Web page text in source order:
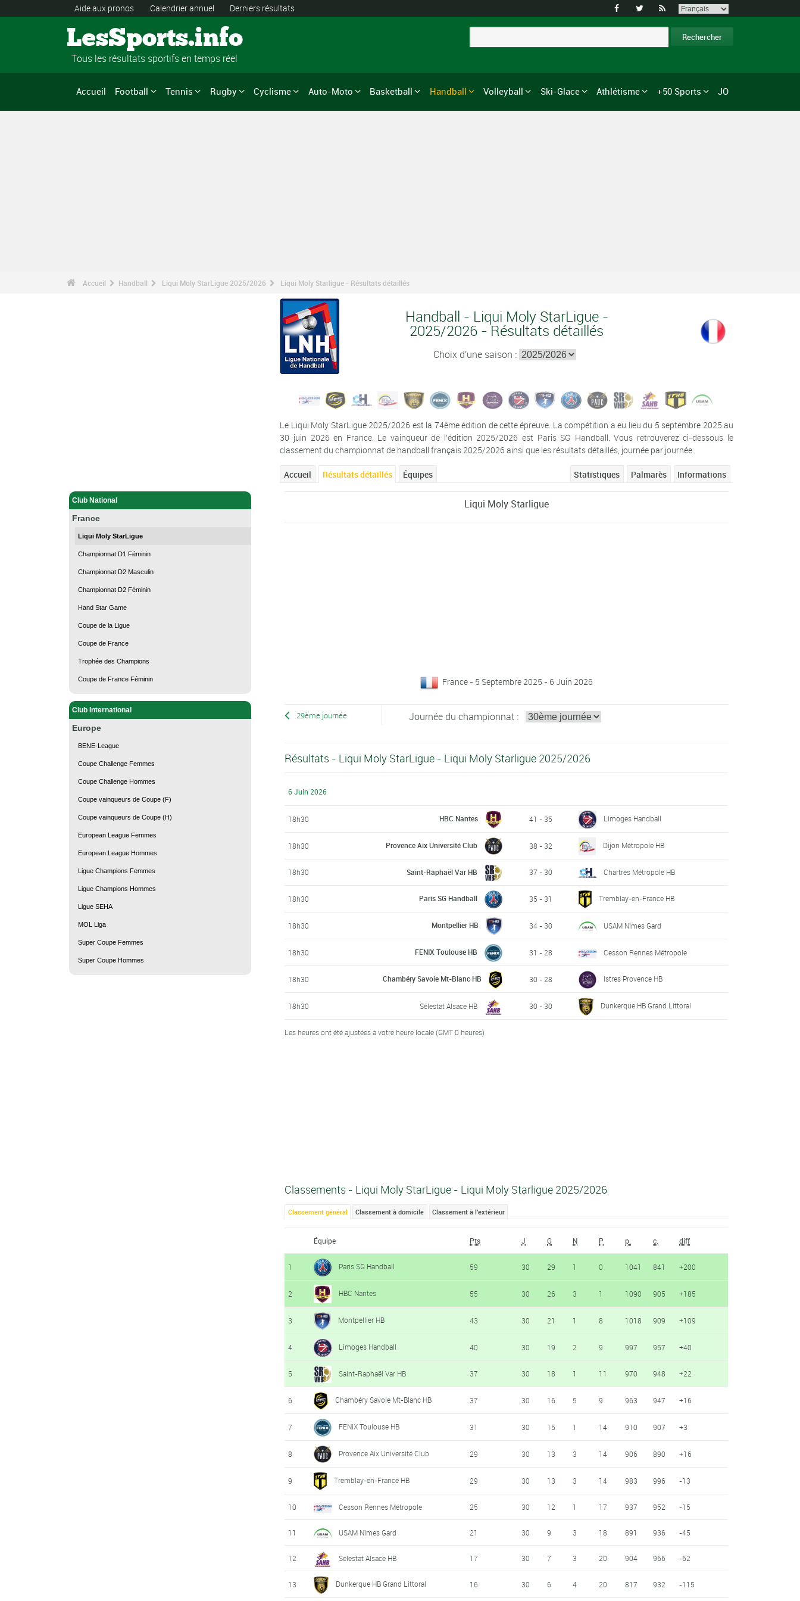
Aide aux pronos Calendrier annuel Derniers résultats   
LesSports.info
Tous les résultats sportifs en temps réel
Accueil Football Tennis Rugby Cyclisme Auto-Moto Basketball Handball Volleyball Ski-Glace Athlétisme +50 Sports JO
Accueil Handball Liqui Moly StarLigue 2025/2026 Liqui Moly Starligue - Résultats détaillés
Club National
France
Liqui Moly StarLigue
Championnat D1 Féminin
Championnat D2 Masculin
Championnat D2 Féminin
Hand Star Game
Coupe de la Ligue
Coupe de France
Trophée des Champions
Coupe de France Féminin
Club International
Europe
BENE-League
Coupe Challenge Femmes
Coupe Challenge Hommes
Coupe vainqueurs de Coupe (F)
Coupe vainqueurs de Coupe (H)
European League Femmes
European League Hommes
Ligue Champions Femmes
Ligue Champions Hommes
Ligue SEHA
MOL Liga
Super Coupe Femmes
Super Coupe Hommes
Handball - Liqui Moly StarLigue -
2025/2026 - Résultats détaillés
Choix d'une saison :
Le Liqui Moly StarLigue 2025/2026 est la 74ème édition de cette épreuve. La compétition a eu lieu du 5 septembre 2025 au
30 juin 2026 en France. Le vainqueur de l'édition 2025/2026 est Paris SG Handball. Vous retrouverez ci-dessous le
classement du championnat de handball français 2025/2026 ainsi que les résultats détaillés, journée par journée.
Accueil Résultats détaillés Équipes Informations
Palmarès
Statistiques
Liqui Moly Starligue
France - 5 Septembre 2025 - 6 Juin 2026
29ème journée Journée du championnat :
Résultats - Liqui Moly StarLigue - Liqui Moly Starligue 2025/2026
6 Juin 2026
18h30 HBC Nantes 41 - 35 Limoges Handball
18h30 Provence Aix Université Club 38 - 32 Dijon Métropole HB
18h30 Saint-Raphaël Var HB 37 - 30 Chartres Métropole HB
18h30 Paris SG Handball 35 - 31 Tremblay-en-France HB
18h30 Montpellier HB 34 - 30 USAM Nîmes Gard
18h30 FENIX Toulouse HB 31 - 28 Cesson Rennes Métropole
18h30 Chambéry Savoie Mt-Blanc HB 30 - 28 Istres Provence HB
18h30 Sélestat Alsace HB 30 - 30 Dunkerque HB Grand Littoral
Les heures ont été ajustées à votre heure locale (GMT 0 heures)
Classements - Liqui Moly StarLigue - Liqui Moly Starligue 2025/2026
Classement général Classement à domicile Classement à l'extérieur
Équipe Pts J G N P p. c. diff
1 Paris SG Handball 59 30 29 1 0 1041 841 +200
2 HBC Nantes 55 30 26 3 1 1090 905 +185
3 Montpellier HB 43 30 21 1 8 1018 909 +109
4 Limoges Handball 40 30 19 2 9 997 957 +40
5 Saint-Raphaël Var HB 37 30 18 1 11 970 948 +22
6 Chambéry Savoie Mt-Blanc HB 37 30 16 5 9 963 947 +16
7 FENIX Toulouse HB 31 30 15 1 14 910 907 +3
8 Provence Aix Université Club 29 30 13 3 14 906 890 +16
9 Tremblay-en-France HB 29 30 13 3 14 983 996 -13
10 Cesson Rennes Métropole 25 30 12 1 17 937 952 -15
11 USAM Nîmes Gard 21 30 9 3 18 891 936 -45
12 Sélestat Alsace HB 17 30 7 3 20 904 966 -62
13 Dunkerque HB Grand Littoral 16 30 6 4 20 817 932 -115